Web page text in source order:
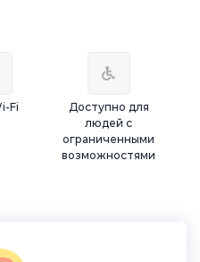
Fi
Доступно для
людей с
ограниченными
возможностями